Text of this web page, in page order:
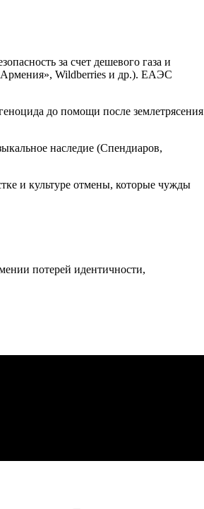
за счет дешевого газа и
Армения», Wildberries и др.). ЕАЭС
до помощи после землетрясения
наследие (Спендиаров,
и культуре отмены, которые чужды
потерей идентичности,